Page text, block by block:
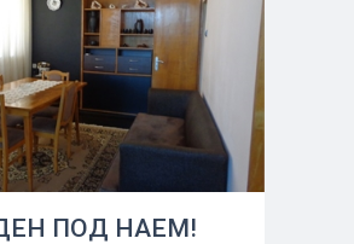
ПОД НАЕМ!